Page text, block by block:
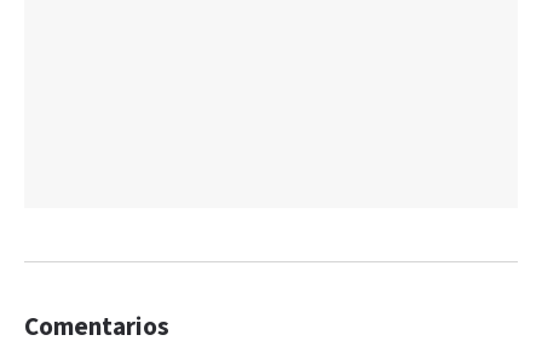
Comentarios